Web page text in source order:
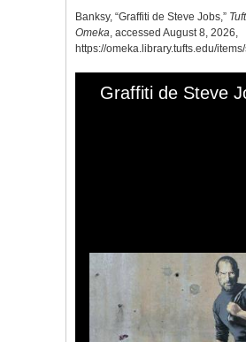
Banksy, “Graffiti de Steve Jobs,”
Omeka, accessed August 8, 2026,
https://omeka.library.tufts.edu/